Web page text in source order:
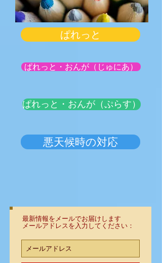
ぱれっと
ぱれっと・おんが（じゅにあ）
ぱれっと・おんが（ぷらす）
悪天候時の対応
最新情報をメールでお届けします
メールアドレスを入力してください：